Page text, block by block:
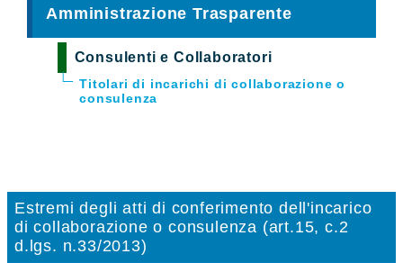
Amministrazione Trasparente
Consulenti e Collaboratori
Titolari di incarichi di collaborazione o
consulenza
Estremi degli atti di conferimento dell'incarico
di collaborazione o consulenza (art.15, c.2
d.lgs. n.33/2013)